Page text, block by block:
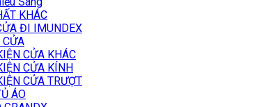
KHÁC
ĐI IMUNDEX
CỬA
CỬA KHÁC
CỬA KÍNH
CỬA TRƯỢT
ÁO